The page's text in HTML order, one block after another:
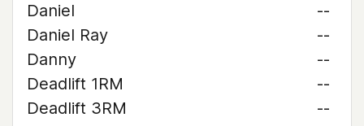
Daniel
--
Daniel Ray
--
Danny
--
Deadlift 1RM
--
Deadlift 3RM
--